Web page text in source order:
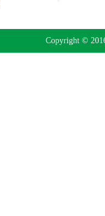
Copyright ©